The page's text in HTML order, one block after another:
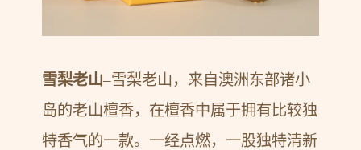
雪梨老山–雪梨老山，来自澳洲东部诸小
岛的老山檀香，在檀香中属于拥有比较独
特香气的一款。一经点燃，一股独特清新